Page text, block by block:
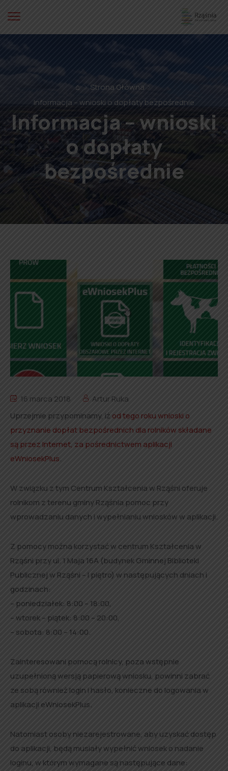
⌂
Strona Główna
Informacja – wnioski o dopłaty bezpośrednie
Informacja – wnioski
o dopłaty
bezpośrednie
16 marca 2018
Artur Ruka
Uprzejmie przypominamy, iżod tego roku wnioski o
przyznanie dopłat bezpośrednich dla rolników składane
są przez Internet, za pośrednictwem aplikacji
eWniosekPlus.
W związku z tym Centrum Kształcenia w Rząśni oferuje
rolnikom z terenu gminy Rząśnia pomoc przy
wprowadzaniu danych i wypełnianiu wniosków w aplikacji.
Z pomocy można korzystać w centrum Kształcenia w
Rząśni przy ul. 1 Maja 16A (budynek Gminnej Biblioteki
Publicznej w Rząśni – I piętro) w następujących dniach i
godzinach:
– poniedziałek: 8:00 – 18:00,
– wtorek – piątek: 8:00 – 20:00,
– sobota: 8:00 – 14:00.
Zainteresowani pomocą rolnicy, poza wstępnie
uzupełnioną wersją papierową wniosku, powinni zabrać
ze sobą również login i hasło, konieczne do logowania w
aplikacji eWniosekPlus.
Natomiast osoby niezarejestrowane, aby uzyskać dostęp
do aplikacji, będą musiały wypełnić wniosek o nadanie
loginu, w którym wymagane są następujące dane: